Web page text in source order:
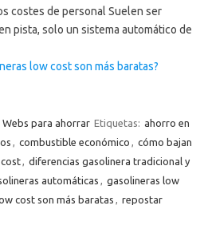
costes de personal Suelen ser
pista, solo un sistema automático de
low cost son más baratas?
Webs para ahorrar Etiquetas: ahorro en
, combustible económico , cómo bajan
, diferencias gasolinera tradicional y
automáticas , gasolineras low
cost son más baratas , repostar